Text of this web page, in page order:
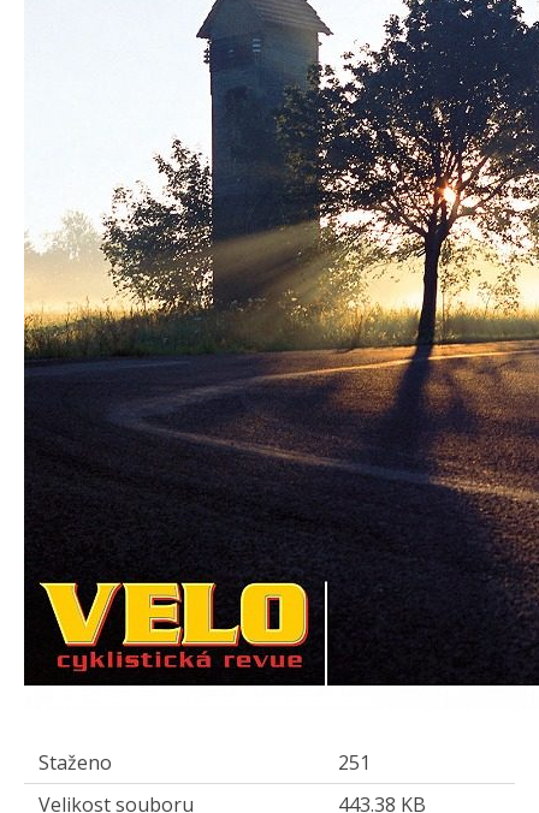
Staženo
251
Velikost souboru
443.38 KB